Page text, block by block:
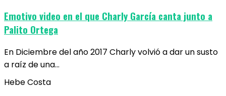
Emotivo video en el que Charly García canta junto a
Palito Ortega
En Diciembre del año 2017 Charly volvió a dar un susto
a raíz de una…
Hebe Costa